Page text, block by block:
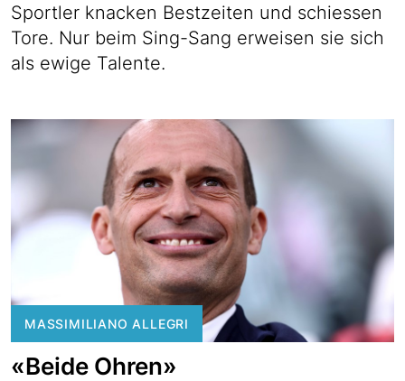
Sportler knacken Bestzeiten und schiessen
Tore. Nur beim Sing-Sang erweisen sie sich
als ewige Talente.
MASSIMILIANO ALLEGRI
«Beide Ohren»